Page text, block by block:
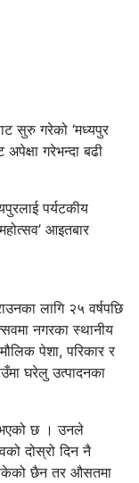
सुरु गरेको ‘मध्यपुर
गरेभन्दा बढी
पर्यटकीय
आइतबार
लागि २५ वर्षपछि
नगरका स्थानीय
पेशा, परिकार र
घरेलु उत्पादनका
भएको छ । उनले
दोस्रो दिन नै
छैन तर औसतमा